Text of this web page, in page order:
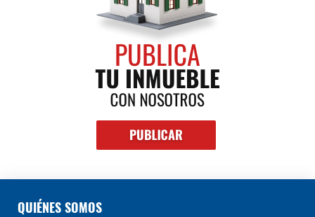
QUIÉNES SOMOS